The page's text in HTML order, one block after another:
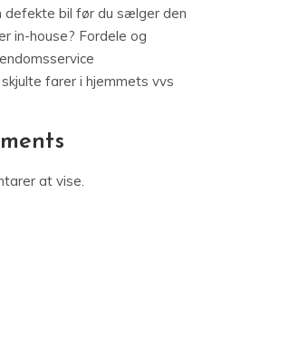
defekte bil før du sælger den
in-house? Fordele og
farer i hjemmets vvs
at vise.